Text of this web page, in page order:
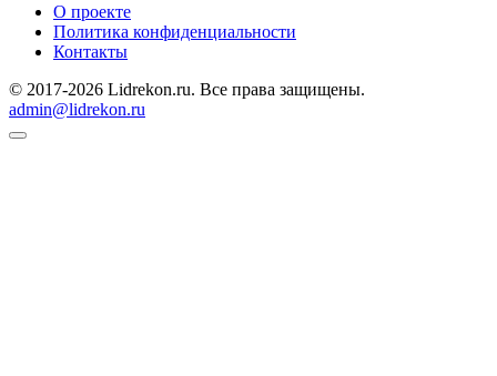
О проекте
Политика конфиденциальности
Контакты
© 2017-2026 Lidrekon.ru. Все права защищены.
admin@lidrekon.ru